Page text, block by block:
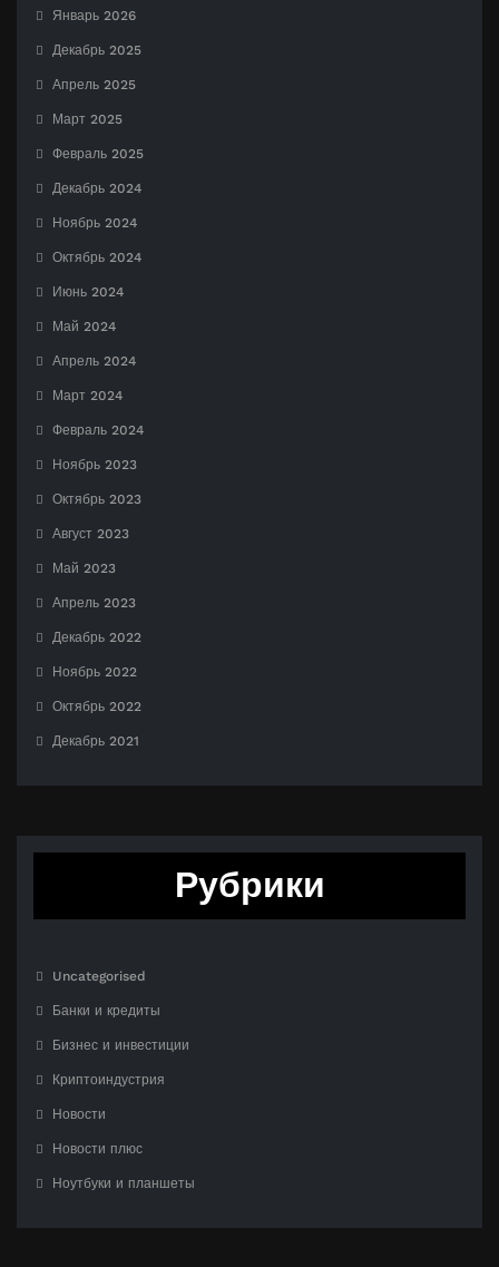
Январь 2026
Декабрь 2025
Апрель 2025
Март 2025
Февраль 2025
Декабрь 2024
Ноябрь 2024
Октябрь 2024
Июнь 2024
Май 2024
Апрель 2024
Март 2024
Февраль 2024
Ноябрь 2023
Октябрь 2023
Август 2023
Май 2023
Апрель 2023
Декабрь 2022
Ноябрь 2022
Октябрь 2022
Декабрь 2021
Рубрики
Uncategorised
Банки и кредиты
Бизнес и инвестиции
Криптоиндустрия
Новости
Новости плюс
Ноутбуки и планшеты